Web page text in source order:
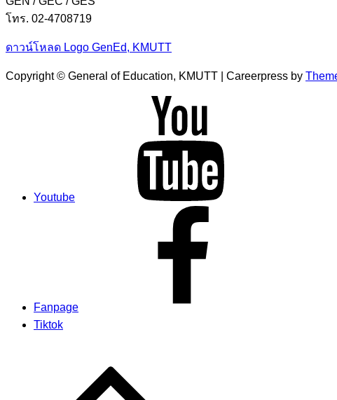
โทร. 02-4708719
ดาวน์โหลด Logo GenEd, KMUTT
Copyright © General of Education, KMUTT | Careerpress by
Youtube
Fanpage
Tiktok